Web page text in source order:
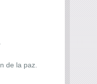
de la paz.